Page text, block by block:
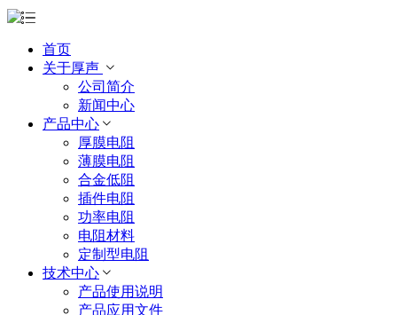
首页
关于厚声
公司简介
新闻中心
产品中心
厚膜电阻
薄膜电阻
合金低阻
插件电阻
功率电阻
电阻材料
定制型电阻
技术中心
产品使用说明
产品应用文件